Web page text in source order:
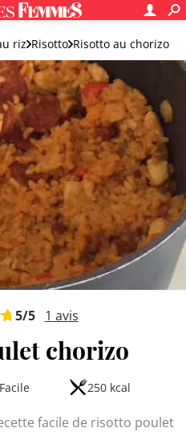
riz Risotto Risotto au chorizo
5/5 1 avis
chorizo
Facile 250 kcal
facile de risotto poulet